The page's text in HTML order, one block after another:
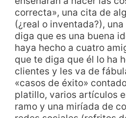
correcta», una cita de
(¿real o inventada?),
diga que es una buena
haya hecho a cuatro
que te diga que él lo ha
clientes y les va de
«casos de éxito»
platillo, varios artículos
ramo y una miríada de